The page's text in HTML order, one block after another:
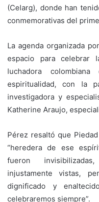
(Celarg), donde han
conmemorativas del
La agenda organizada
espacio para celebrar
luchadora
espiritualidad, con la
investigadora y
Katherine Araujo,
Pérez resaltó que
“heredera de ese
fueron
injustamente vistas,
dignificado y
celebraremos siempre”.